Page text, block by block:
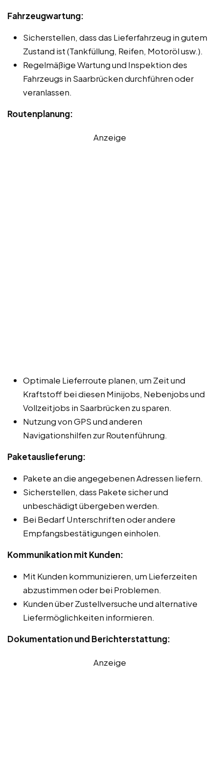
Fahrzeugwartung:
Sicherstellen, dass das Lieferfahrzeug in gutem
Zustand ist (Tankfüllung, Reifen, Motoröl usw.).
Regelmäßige Wartung und Inspektion des
Fahrzeugs in Saarbrücken durchführen oder
veranlassen.
Routenplanung:
Anzeige
Optimale Lieferroute planen, um Zeit und
Kraftstoff bei diesen Minijobs, Nebenjobs und
Vollzeitjobs in Saarbrücken zu sparen.
Nutzung von GPS und anderen
Navigationshilfen zur Routenführung.
Paketauslieferung:
Pakete an die angegebenen Adressen liefern.
Sicherstellen, dass Pakete sicher und
unbeschädigt übergeben werden.
Bei Bedarf Unterschriften oder andere
Empfangsbestätigungen einholen.
Kommunikation mit Kunden:
Mit Kunden kommunizieren, um Lieferzeiten
abzustimmen oder bei Problemen.
Kunden über Zustellversuche und alternative
Liefermöglichkeiten informieren.
Dokumentation und Berichterstattung:
Anzeige